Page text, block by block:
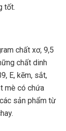
tốt.
chất xơ, 9,5
chất dinh
E, kẽm, sắt,
mè có chứa
sản phẩm từ